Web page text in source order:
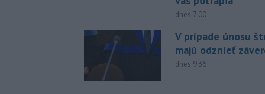
dnes 7:00
V prípade únosu
majú odznieť
dnes 9:36